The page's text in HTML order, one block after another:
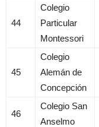
44
Colegio
Particular
Montessori
45
Colegio
Alemán de
Concepción
46
Colegio San
Anselmo